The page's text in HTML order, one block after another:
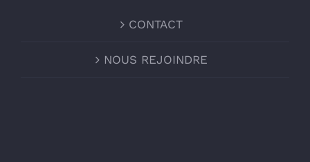
CONTACT
NOUS REJOINDRE